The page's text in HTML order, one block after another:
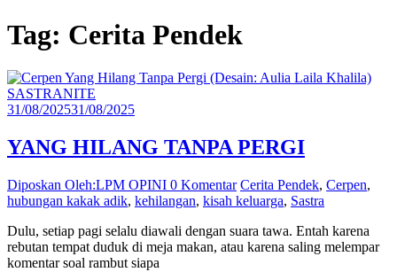
Tag: Cerita Pendek
SASTRANITE
31/08/202531/08/2025
YANG HILANG TANPA PERGI
Diposkan Oleh:LPM OPINI 0 Komentar Cerita Pendek, Cerpen,
hubungan kakak adik, kehilangan, kisah keluarga, Sastra
Dulu, setiap pagi selalu diawali dengan suara tawa. Entah karena
rebutan tempat duduk di meja makan, atau karena saling melempar
komentar soal rambut siapa